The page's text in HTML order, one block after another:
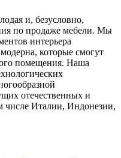
и, безусловно,
по продаже мебели. Мы
интерьера
которые смогут
помещения. Наша
отечественных и
числе Италии, Индонезии,